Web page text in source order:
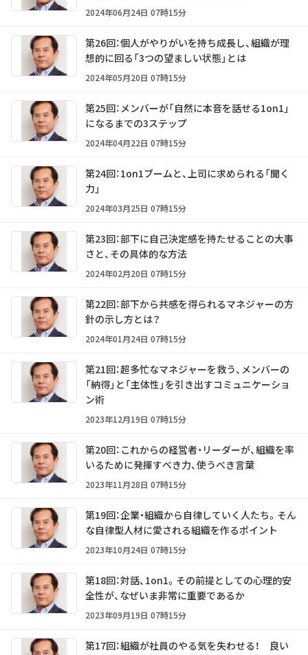
2024年06月24日 07時15分
第26回：個人がやりがいを持ち成長し、組織が理
想的に回る「3つの望ましい状態」とは
2024年05月20日 07時15分
第25回：メンバーが「自然に本音を話せる1on1」
になるまでの3ステップ
2024年04月22日 07時15分
第24回：1on1ブームと、上司に求められる「聞く
力」
2024年03月25日 07時15分
第23回：部下に自己決定感を持たせることの大事
さと、その具体的な方法
2024年02月20日 07時15分
第22回：部下から共感を得られるマネジャーの方
針の示し方とは？
2024年01月24日 07時15分
第21回：超多忙なマネジャーを救う、メンバーの
「納得」と「主体性」を引き出すコミュニケーショ
ン術
2023年12月19日 07時15分
第20回：これからの経営者・リーダーが、組織を率
いるために発揮すべき力、使うべき言葉
2023年11月28日 07時15分
第19回：企業・組織から自律していく人たち。そん
な自律型人材に愛される組織を作るポイント
2023年10月24日 07時15分
第18回：対話、1on1。その前提としての心理的安
全性が、なぜいま非常に重要であるか
2023年09月19日 07時15分
第17回：組織が社員のやる気を失わせる！ 良い